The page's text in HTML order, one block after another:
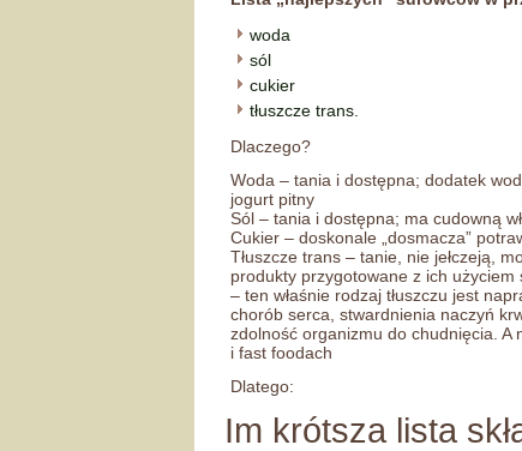
woda
sól
cukier
tłuszcze trans.
Dlaczego?
Woda – tania i dostępna; dodatek
jogurt pitny
Sól – tania i dostępna; ma cudowną
Cukier – doskonale „dosmacza”
Tłuszcze trans – tanie, nie jełczeją,
produkty przygotowane z ich użyciem
– ten właśnie rodzaj tłuszczu jest
chorób serca, stwardnienia naczyń
zdolność organizmu do chudnięcia. A
i fast foodach
Dlatego:
Im krótsza lista